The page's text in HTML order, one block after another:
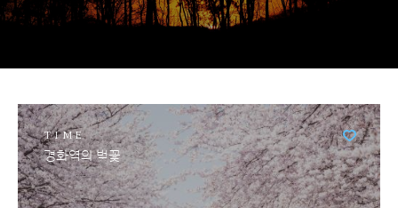
TIME
경화역의 벚꽃